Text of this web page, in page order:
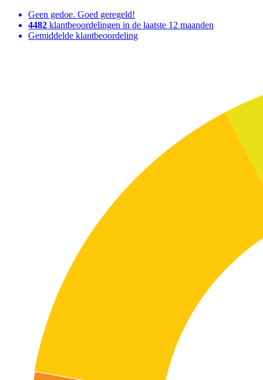
Geen gedoe. Goed geregeld!
4482 klantbeoordelingen in de laatste 12 maanden
Gemiddelde klantbeoordeling